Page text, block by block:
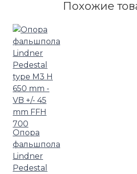
Похожие
Опора
фальшпола
Lindner
Pedestal